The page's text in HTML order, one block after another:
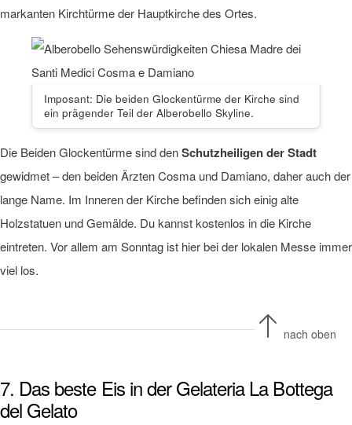
markanten Kirchtürme der Hauptkirche des Ortes.
Imposant: Die beiden Glockentürme der Kirche sind
ein prägender Teil der Alberobello Skyline.
Die Beiden Glockentürme sind denSchutzheiligen der Stadt
gewidmet – den beiden Ärzten Cosma und Damiano, daher auch der
lange Name. Im Inneren der Kirche befinden sich einig alte
Holzstatuen und Gemälde. Du kannst kostenlos in die Kirche
eintreten. Vor allem am Sonntag ist hier bei der lokalen Messe immer
viel los.
nach oben
7. Das beste Eis in der Gelateria La Bottega
del Gelato